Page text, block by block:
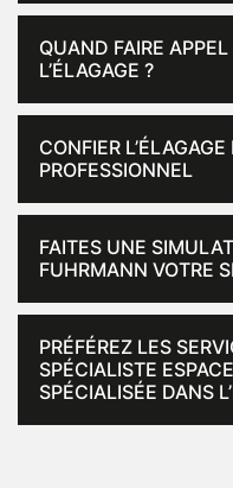
QUAND FAIRE
L’ÉLAGAGE ?
CONFIER
PROFESSIONNEL
FAITES UNE
FUHRMANN VOTRE
PRÉFÉREZ LES
SPÉCIALISTE
SPÉCIALISÉE DANS